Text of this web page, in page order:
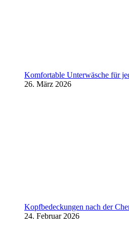
Komfortable Unterwäsche für
26. März 2026
Kopfbedeckungen nach der
24. Februar 2026